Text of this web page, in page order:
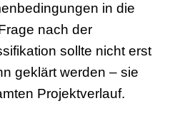
in die
nach der
sollte nicht erst
geklärt werden – sie
Projektverlauf.